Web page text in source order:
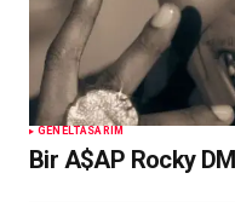
GENELTASARIM
Bir A$AP Rocky